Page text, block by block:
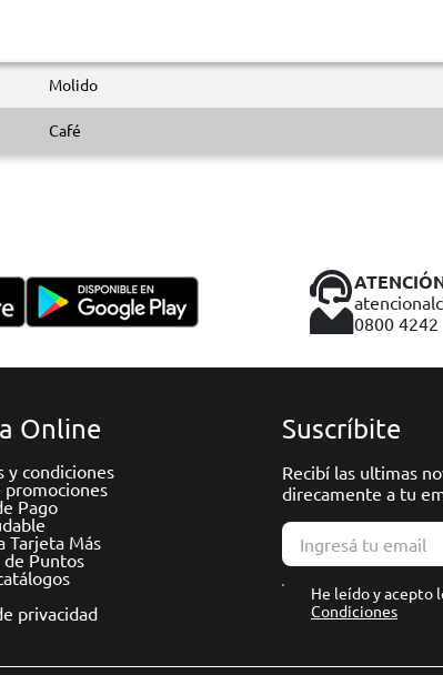
Molido
Café
0800 4242
Online
y condiciones
promociones
Pago
Tarjeta Más
de Puntos
privacidad
Suscríbite
Recibí las ultimas
direcamente a tu
He leído y acepto
Condiciones